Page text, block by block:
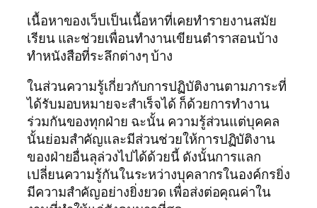
เนื้อหาของเว็บเป็นเนื้อหาที่เคยทำรายงานสมัย
เรียน และช่วยเพื่อนทำงานเขียนตำราสอนบ้าง
ทำหนังสือที่ระลึกต่างๆ บ้าง
ในส่วนความรู้เกี่ยวกับการปฏิบัติงานตามภาระที่
ได้รับมอบหมายจะสำเร็จได้ ก็ด้วยการทำงาน
ร่วมกันของทุกฝ่าย ฉะนั้น ความรู้ส่วนแต่บุคคล
นั้นย่อมสำคัญและมีส่วนช่วยให้การปฏิบัติงาน
ของฝ่ายอื่นลุล่วงไปได้ด้วยนี้ ดังนั้นการแลก
เปลี่ยนความรู้กันในระหว่างบุคลากรในองค์กรยิ่ง
มีความสำคัญอย่างยิ่งยวด เพื่อส่งต่อคุณค่าใน